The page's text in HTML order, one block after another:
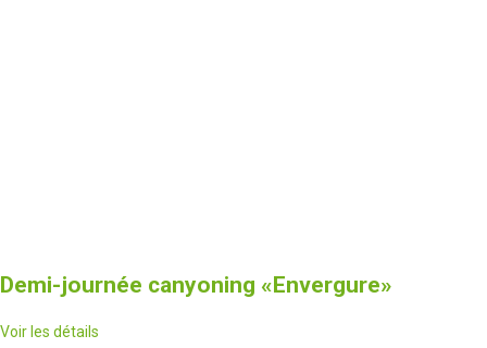
Demi-journée canyoning «Envergure»
Voir les détails